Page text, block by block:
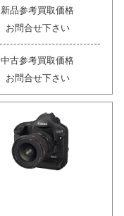
新品参考買取価格
お問合せ下さい
中古参考買取価格
お問合せ下さい